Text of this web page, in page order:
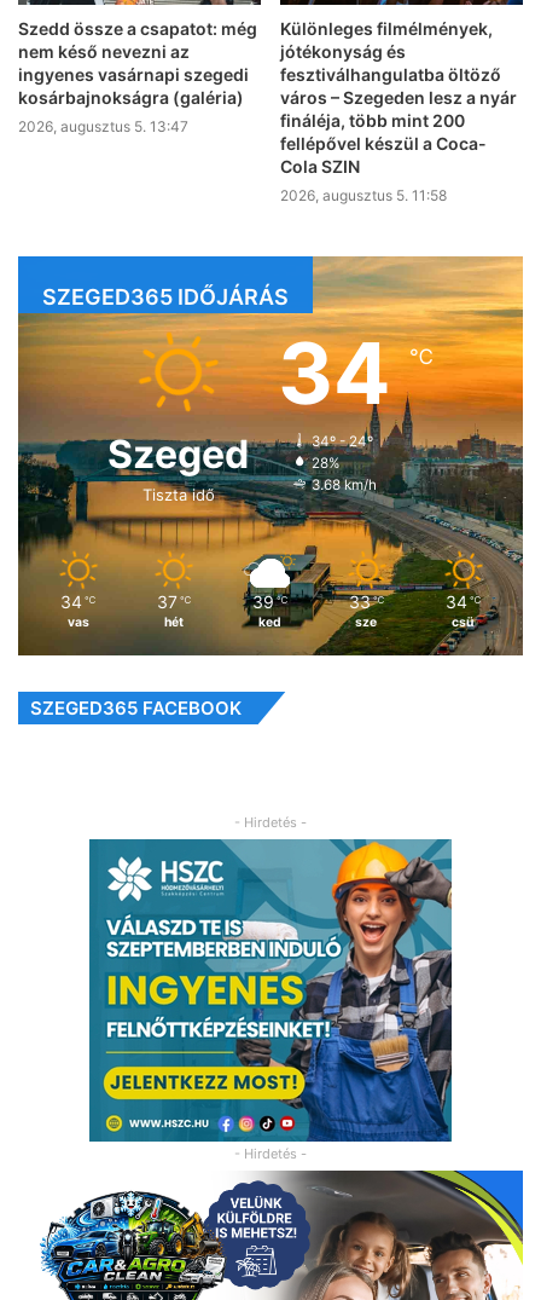
Szedd össze a csapatot: még
nem késő nevezni az
ingyenes vasárnapi szegedi
kosárbajnokságra (galéria)
2026, augusztus 5. 13:47
Különleges filmélmények,
jótékonyság és
fesztiválhangulatba öltöző
város – Szegeden lesz a nyár
fináléja, több mint 200
fellépővel készül a Coca-
Cola SZIN
2026, augusztus 5. 11:58
SZEGED365 IDŐJÁRÁS
Szeged
Tiszta idő
34℃
34º - 24º
28%
3.68 km/h
34 ℃
vas
37 ℃
hét
39 ℃
ked
33 ℃
sze
34 ℃
csü
SZEGED365 FACEBOOK
- Hirdetés -
- Hirdetés -